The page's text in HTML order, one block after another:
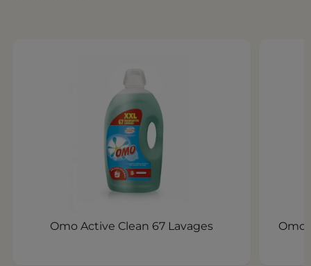
Omo Active Clean 67 Lavages Omo